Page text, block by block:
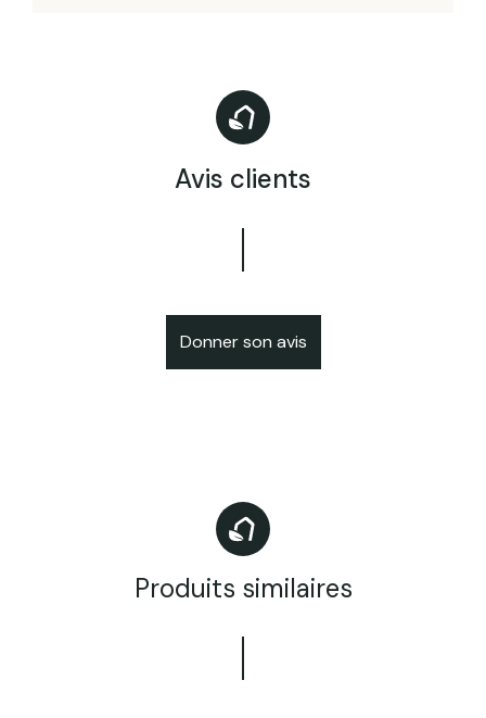
Avis clients
Donner son avis
Produits similaires